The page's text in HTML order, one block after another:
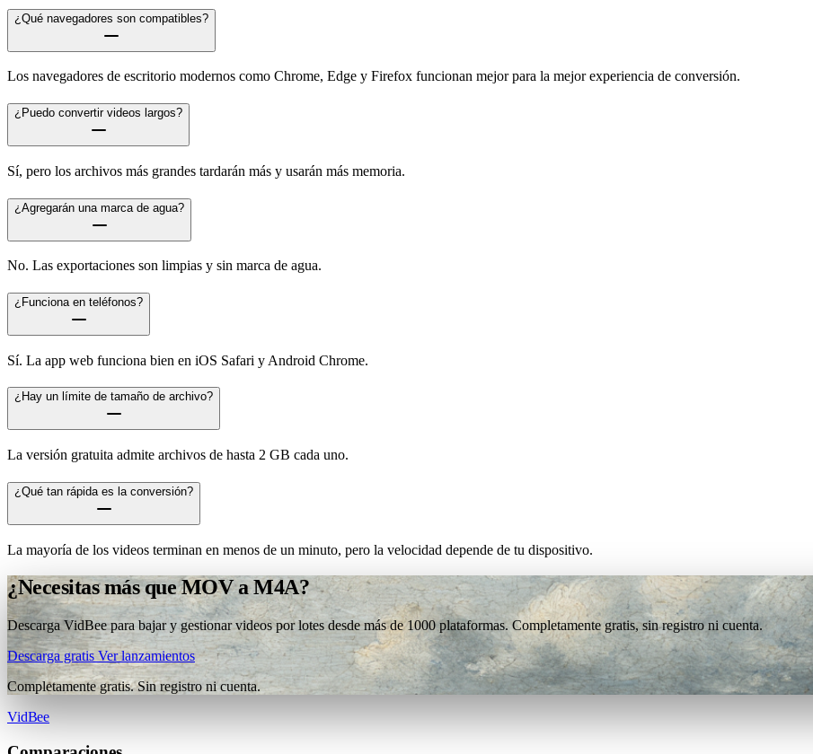
¿Qué navegadores son compatibles?
Los navegadores de escritorio modernos como Chrome, Edge y Firefox funcionan mejor para la mejor experiencia de conversión.
¿Puedo convertir videos largos?
Sí, pero los archivos más grandes tardarán más y usarán más memoria.
¿Agregarán una marca de agua?
No. Las exportaciones son limpias y sin marca de agua.
¿Funciona en teléfonos?
Sí. La app web funciona bien en iOS Safari y Android Chrome.
¿Hay un límite de tamaño de archivo?
La versión gratuita admite archivos de hasta 2 GB cada uno.
¿Qué tan rápida es la conversión?
La mayoría de los videos terminan en menos de un minuto, pero la velocidad depende de tu dispositivo.
¿Necesitas más que MOV a M4A?
Descarga VidBee para bajar y gestionar videos por lotes desde más de 1000 plataformas. Completamente gratis, sin registro ni cuenta.
Descarga gratis Ver lanzamientos
Completamente gratis. Sin registro ni cuenta.
VidBee